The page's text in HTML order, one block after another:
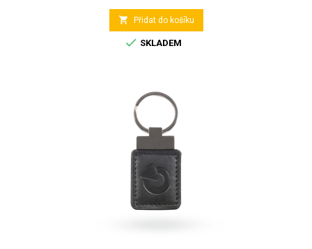
 Přidat do košíku
 SKLADEM